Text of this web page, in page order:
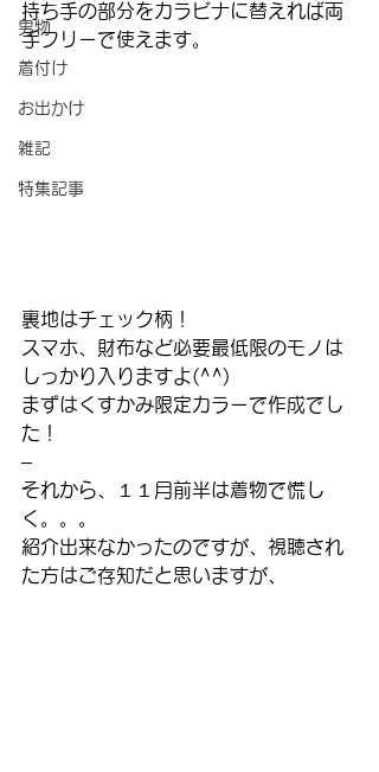
男物
着付け
お出かけ
雑記
特集記事
持ち手の部分をカラビナに替えれば両
手フリーで使えます。
裏地はチェック柄！
スマホ、財布など必要最低限のモノは
しっかり入りますよ(^^)
まずはくすかみ限定カラーで作成でし
た！
–
それから、１１月前半は着物で慌し
く。。。
紹介出来なかったのですが、視聴され
た方はご存知だと思いますが、